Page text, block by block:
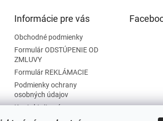
Informácie pre vás
Obchodné podmienky
Formulár ODSTÚPENIE OD
ZMLUVY
Formulár REKLÁMACIE
Podmienky ochrany
osobných údajov
Kontaktujte nás